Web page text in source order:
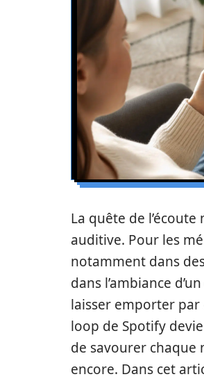
La quête de
auditive. Pour les
notamment dans
dans l’ambiance
laisser emporter par
loop de Spotify
de savourer chaque
encore. Dans cet